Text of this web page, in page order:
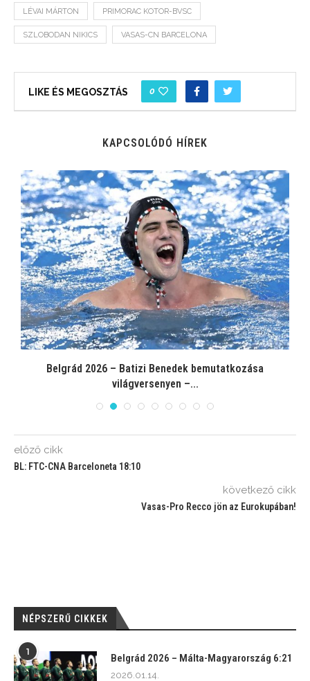
LÉVAI MÁRTON PRIMORAC KOTOR-BVSC
SZLOBODAN NIKICS VASAS-CN BARCELONA
LIKE ÉS MEGOSZTÁS 0
KAPCSOLÓDÓ HÍREK
Belgrád 2026 – Batizi Benedek bemutatkozása
világversenyen –...
előző cikk
BL: FTC-CNA Barceloneta 18:10
következő cikk
Vasas-Pro Recco jön az Eurokupában!
NÉPSZERŰ CIKKEK
1
Belgrád 2026 – Málta-Magyarország 6:21
2026.01.14.